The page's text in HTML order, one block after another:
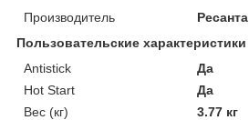
Производитель
Ресанта
Пользовательские характеристики
Antistick
Да
Hot Start
Да
Вес (кг)
3.77 кг